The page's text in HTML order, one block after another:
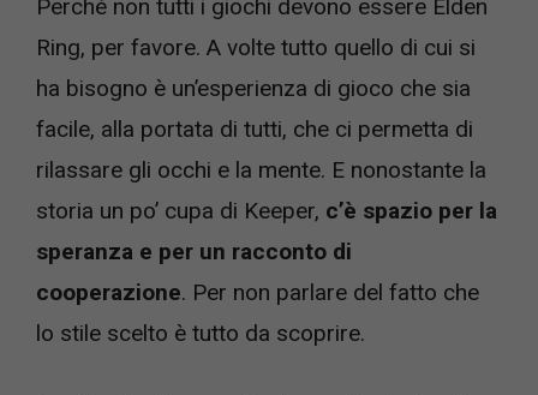
Perché non tutti i giochi devono essere Elden
Ring, per favore. A volte tutto quello di cui si
ha bisogno è un’esperienza di gioco che sia
facile, alla portata di tutti, che ci permetta di
rilassare gli occhi e la mente. E nonostante la
storia un po’ cupa di Keeper, c’è spazio per la
speranza e per un racconto di
cooperazione. Per non parlare del fatto che
lo stile scelto è tutto da scoprire.